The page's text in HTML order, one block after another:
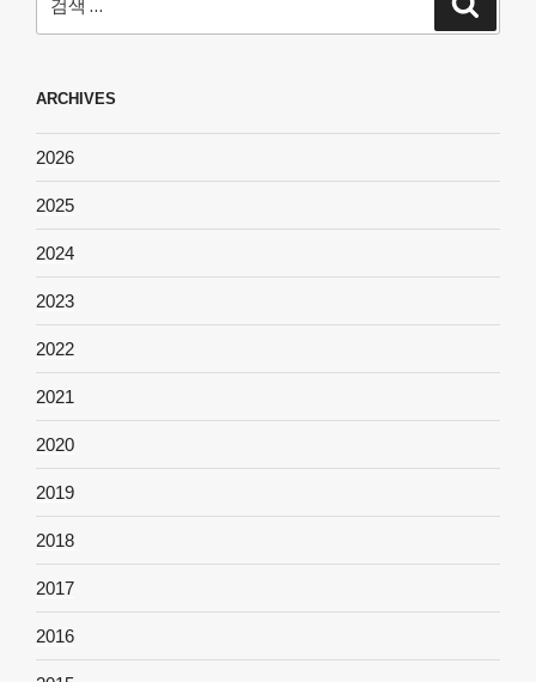
색:
ARCHIVES
2026
2025
2024
2023
2022
2021
2020
2019
2018
2017
2016